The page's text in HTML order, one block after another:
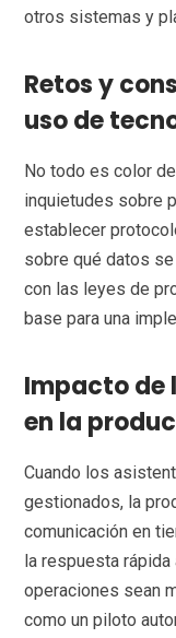
otros sistemas y
Retos y
uso de
No todo es color
inquietudes sobre
establecer
sobre qué datos
con las leyes de
base para una
Impacto de
en la
Cuando los
gestionados, la
comunicación en
la respuesta
operaciones sean
como un piloto